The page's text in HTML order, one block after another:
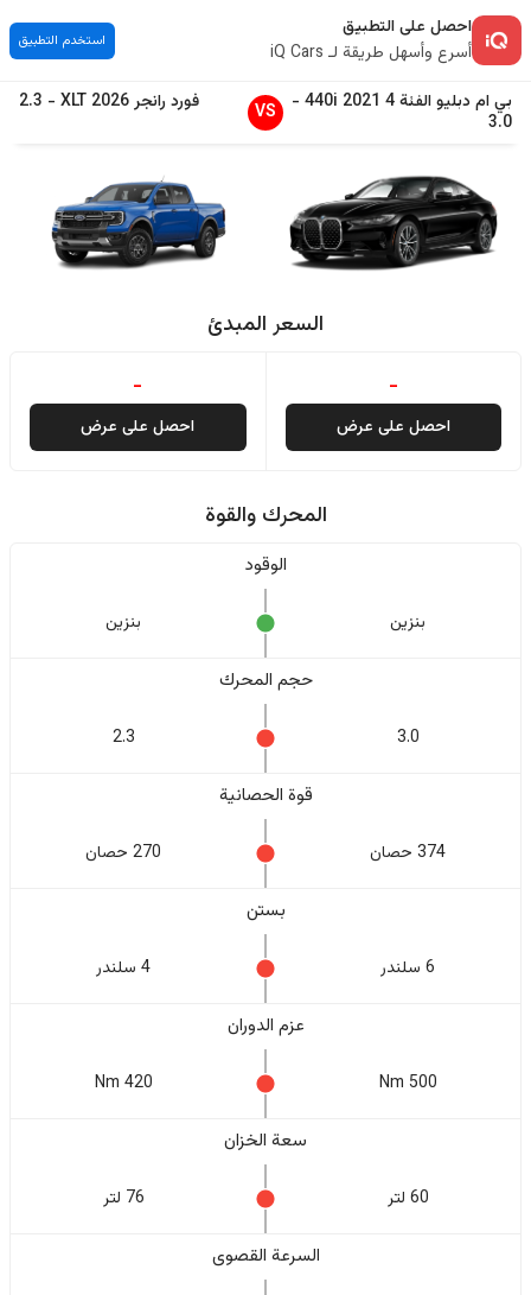
احصل على التطبيق
أسرع وأسهل طريقة لـ iQ Cars
استخدم التطبيق
بي ام دبليوالفئة 4 2021
440i
-
3.0
VS فورد رانجر2026
XLT
-
2.3
السعر المبدئ
-
احصل على عرض
-
احصل على عرض
المحرك والقوة
الوقود
بنزين بنزين
حجم المحرك
3.0
2.3
قوة الحصانية
374 حصان 270 حصان
بستن
6 سلندر 4 سلندر
عزم الدوران
500 Nm
420 Nm
سعة الخزان
60 لتر 76 لتر
السرعة القصوى